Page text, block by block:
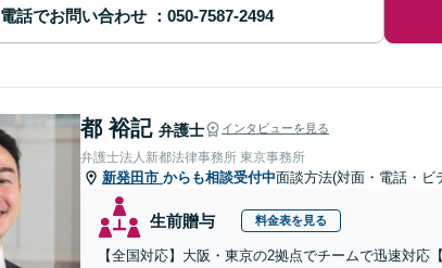
電話でお問い合わせ
都 裕記 弁護士 インタビューを見る
弁護士法人新都法律事務所 東京事務所
新発田市 からも相談受付中面談方法(対面・電話・ビ
生前贈与 料金表を見る
【全国対応】大阪・東京の2拠点でチームで迅速対